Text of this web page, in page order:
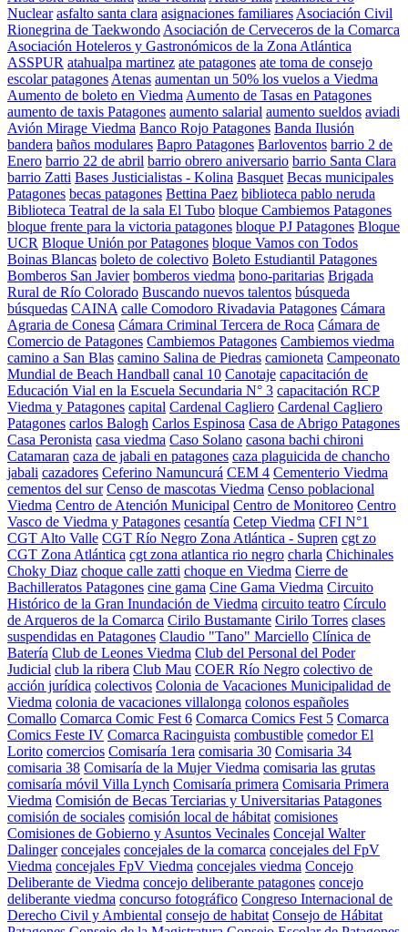
Nuclear asfalto santa clara asignaciones familiares Asociación Civil
Rionegrina de Taekwondo Asociación de Cerveceros de la Comarca
Asociación Hoteleros y Gastronómicos de la Zona Atlántica
ASSPUR atahualpa martinez ate patagones ate toma de consejo
escolar patagones Atenas aumentan un 50% los vuelos a Viedma
Aumento de boleto en Viedma Aumento de Tasas en Patagones
aumento de taxis Patagones aumento salarial aumento sueldos aviadi
Avión Mirage Viedma Banco Rojo Patagones Banda Ilusión
bandera baños modulares Bapro Patagones Barloventos barrio 2 de
Enero barrio 22 de abril barrio obrero aniversario barrio Santa Clara
barrio Zatti Bases Justicialistas - Kolina Basquet Becas municipales
Patagones becas patagones Bettina Paez biblioteca pablo neruda
Biblioteca Teatral de la sala El Tubo bloque Cambiemos Patagones
bloque frente para la victoria patagones bloque PJ Patagones Bloque
UCR Bloque Unión por Patagones bloque Vamos con Todos
Boinas Blancas boleto de colectivo Boleto Estudiantil Patagones
Bomberos San Javier bomberos viedma bono-paritarias Brigada
Rural de Río Colorado Buscando nuevos talentos búsqueda
búsquedas CAINA calle Comodoro Rivadavia Patagones Cámara
Agraria de Conesa Cámara Criminal Tercera de Roca Cámara de
Comercio de Patagones Cambiemos Patagones Cambiemos viedma
camino a San Blas camino Salina de Piedras camioneta Campeonato
Mundial de Beach Handball canal 10 Canotaje capacitación de
Educación Vial en la Escuela Secundaria N° 3 capacitación RCP
Viedma y Patagones capital Cardenal Cagliero Cardenal Cagliero
Patagones carlos Balogh Carlos Espinosa Casa de Abrigo Patagones
Casa Peronista casa viedma Caso Solano casona bachi chironi
Catamaran caza de jabali en patagones caza plaguicida de chancho
jabali cazadores Ceferino Namuncurá CEM 4 Cementerio Viedma
cementos del sur Censo de mascotas Viedma Censo poblacional
Viedma Centro de Atención Municipal Centro de Monitoreo Centro
Vasco de Viedma y Patagones cesantía Cetep Viedma CFI N°1
CGT Alto Valle CGT Río Negro Zona Atlántica - Supren cgt zo
CGT Zona Atlántica cgt zona atlantica rio negro charla Chichinales
Choky Diaz choque calle zatti choque en Viedma Cierre de
Bachilleratos Patagones cine gama Cine Gama Viedma Circuito
Histórico de la Gran Inundación de Viedma circuito teatro Círculo
de Arqueros de la Comarca Cirilo Bustamante Cirilo Torres clases
suspendidas en Patagones Claudio "Tano" Marciello Clínica de
Batería Club de Leones Viedma Club del Personal del Poder
Judicial club la ribera Club Mau COER Río Negro colectivo de
acción jurídica colectivos Colonia de Vacaciones Municipalidad de
Viedma colonia de vacaciones villalonga colonos españoles
Comallo Comarca Comic Fest 6 Comarca Comics Fest 5 Comarca
Comics Feste IV Comarca Racinguista combustible comedor El
Lorito comercios Comisaría 1era comisaria 30 Comisaria 34
comisaria 38 Comisaría de la Mujer Viedma comisaria las grutas
comisaría móvil Villa Lynch Comisaría primera Comisaria Primera
Viedma Comisión de Becas Terciarias y Universitarias Patagones
comisión de sociales comisión local de hábitat comisiones
Comisiones de Gobierno y Asuntos Vecinales Concejal Walter
Dalinger concejales concejales de la comarca concejales del FpV
Viedma concejales FpV Viedma concejales viedma Concejo
Deliberante de Viedma concejo deliberante patagones concejo
deliberante viedma concurso fotográfico Congreso Internacional de
Derecho Civil y Ambiental consejo de habitat Consejo de Hábitat